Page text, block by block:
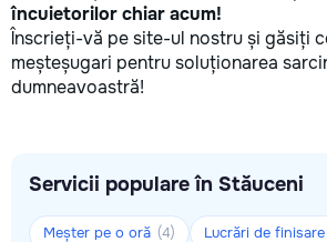
încuietorilor chiar acum!
Înscrieți-vă pe site-ul nostru și găsiți
meșteșugari pentru soluționarea
dumneavoastră!
Servicii populare în Stăuceni
Meșter pe o oră (4) Lucrări de finisare